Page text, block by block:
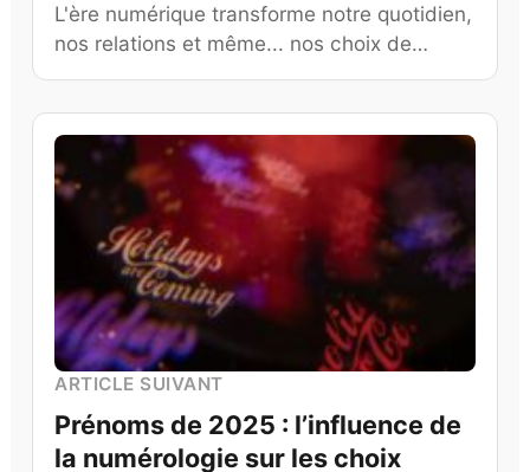
L'ère numérique transforme notre quotidien,
nos relations et même... nos choix de…
ARTICLE SUIVANT
Prénoms de 2025 : l’influence de
la numérologie sur les choix